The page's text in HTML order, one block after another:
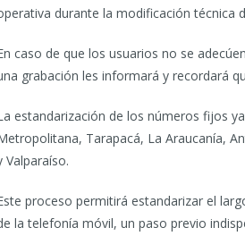
durante la modificación técnica
caso de que los usuarios no se
grabación les informará y recordará
estandarización de los números fijos
Tarapacá, La Araucanía,
Valparaíso.
proceso permitirá estandarizar el
la telefonía móvil, un paso previo